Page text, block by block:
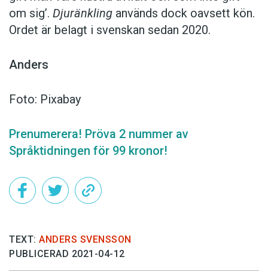
om sig’. Djuränkling används dock oavsett kön.
Ordet är belagt i svenskan sedan 2020.
Anders
Foto: Pixabay
Prenumerera! Pröva 2 nummer av
Språktidningen för 99 kronor!
TEXT: ANDERS SVENSSON
PUBLICERAD 2021-04-12